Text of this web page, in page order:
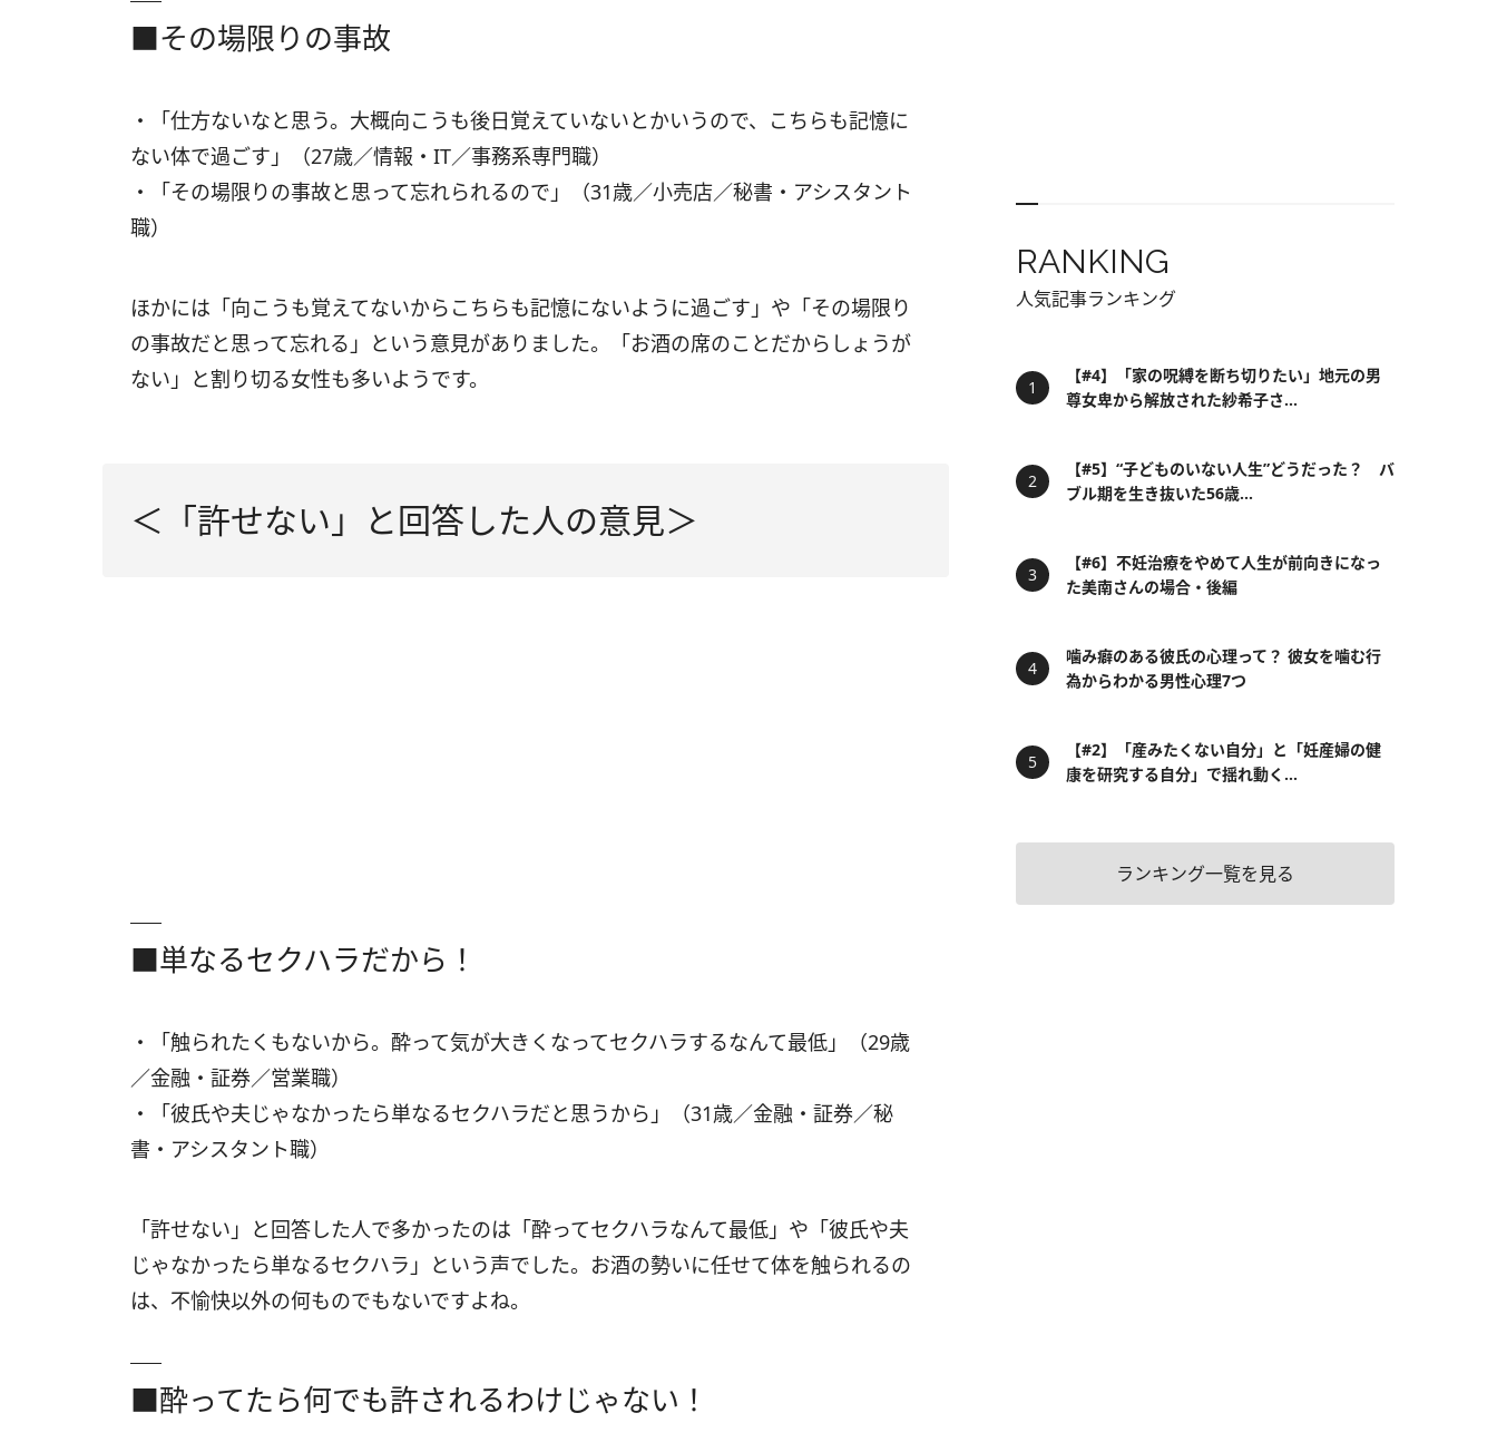
■その場限りの事故
・「仕方ないなと思う。大概向こうも後日覚えていないとかいうので、こちらも記憶に
ない体で過ごす」（27歳／情報・IT／事務系専門職）
・「その場限りの事故と思って忘れられるので」（31歳／小売店／秘書・アシスタント
職）
ほかには「向こうも覚えてないからこちらも記憶にないように過ごす」や「その場限り
の事故だと思って忘れる」という意見がありました。「お酒の席のことだからしょうが
ない」と割り切る女性も多いようです。
＜「許せない」と回答した人の意見＞
■単なるセクハラだから！
・「触られたくもないから。酔って気が大きくなってセクハラするなんて最低」（29歳
／金融・証券／営業職）
・「彼氏や夫じゃなかったら単なるセクハラだと思うから」（31歳／金融・証券／秘
書・アシスタント職）
「許せない」と回答した人で多かったのは「酔ってセクハラなんて最低」や「彼氏や夫
じゃなかったら単なるセクハラ」という声でした。お酒の勢いに任せて体を触られるの
は、不愉快以外の何ものでもないですよね。
■酔ってたら何でも許されるわけじゃない！
RANKING
人気記事ランキング
【#4】「家の呪縛を断ち切りたい」地元の男
尊女卑から解放された紗希子さ...
【#5】“子どものいない人生”どうだった？ バ
ブル期を生き抜いた56歳...
【#6】不妊治療をやめて人生が前向きになっ
た美南さんの場合・後編
噛み癖のある彼氏の心理って？ 彼女を噛む行
為からわかる男性心理7つ
【#2】「産みたくない自分」と「妊産婦の健
康を研究する自分」で揺れ動く...
ランキング一覧を見る